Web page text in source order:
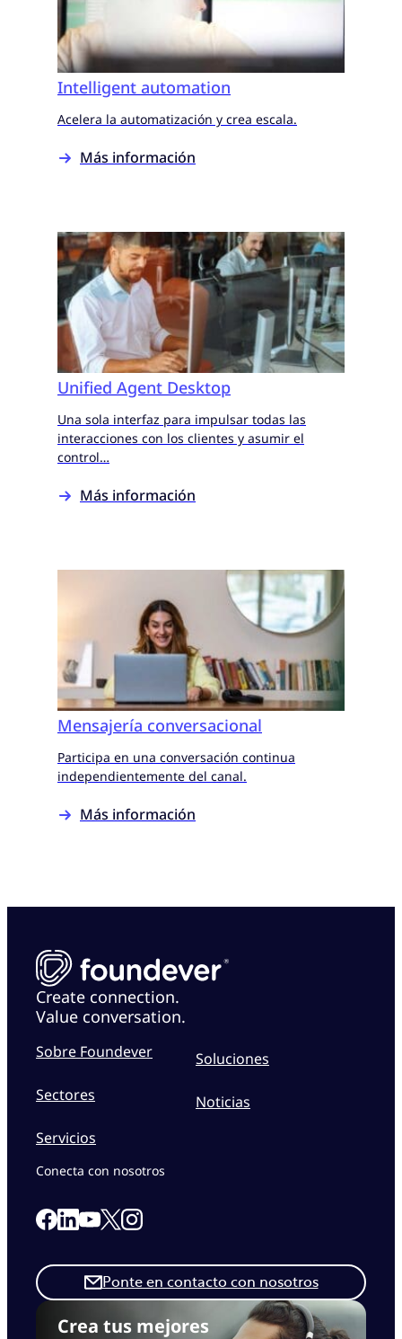
Intelligent automation
Acelera la automatización y crea escala.
Más información
Unified Agent Desktop
Una sola interfaz para impulsar todas las
interacciones con los clientes y asumir el
control…
Más información
Mensajería conversacional
Participa en una conversación continua
independientemente del canal.
Más información
Create connection.
Value conversation.
Sobre Foundever
Sectores
Servicios
Soluciones
Noticias
Crea tus mejores
Ponte en contacto con nosotros
Conecta con nosotros
Link to our Facebook page
Link to our Linkedin page
Link to our Youtube page
Link to our X page
Link to our Instagram page